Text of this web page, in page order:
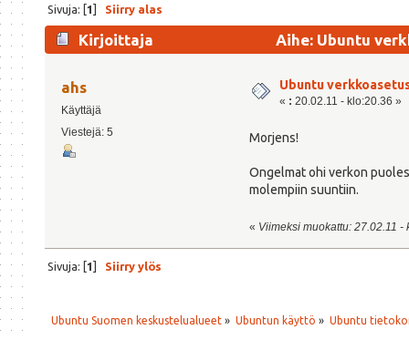
Sivuja: [1] Siirry alas
Kirjoittaja Aihe: Ubuntu
ahs
Käyttäjä
Viestejä: 5
Ubuntu
« : 20.02.11 - klo:20.36 »
Morjens!
Ongelmat ohi verkon
molempiin suuntiin.
« Viimeksi muokattu: 27.02.11
Sivuja: [1] Siirry ylös
Ubuntu Suomen keskustelualueet » Ubuntun käyttö » Ubuntu